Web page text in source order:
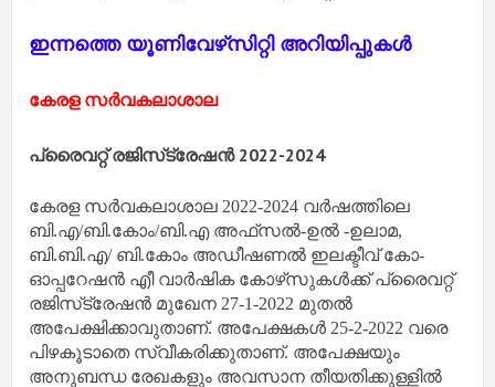
ഇന്നത്തെ യൂണിവേഴ്‌സിറ്റി അറിയിപ്പുകൾ
കേരള സർവകലാശാല
പ്രൈവറ്റ് രജിസ്‌ട്രേഷന്‍ 2022-2024
കേരള സര്‍വകലാശാല 2022-2024 വര്‍ഷത്തിലെ
ബി.എ/ബി.കോം/ബി.എ അഫ്‌സല്‍-ഉല്‍ -ഉലാമ,
ബി.ബി.എ/ ബി.കോം അഡീഷണല്‍ ഇലക്ടീവ് കോ-
ഓപ്പറേഷന്‍ എീ വാര്‍ഷിക കോഴ്‌സുകള്‍ക്ക് പ്രൈവറ്റ്
രജിസ്‌ട്രേഷന്‍ മുഖേന 27-1-2022 മുതല്‍
അപേക്ഷിക്കാവുതാണ്. അപേക്ഷകള്‍ 25-2-2022 വരെ
പിഴകൂടാതെ സ്വീകരിക്കുതാണ്. അപേക്ഷയും
അനുബന്ധ രേഖകളും അവസാന തീയതിക്കുള്ളില്‍